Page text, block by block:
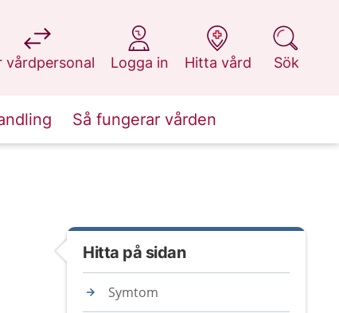
vårdpersonal
på 1177.se
Logga in
på 1177.se
Hitta vård
på 1177.se
Sök
på 1177.se
Så fungerar vården
Hitta på sidan
Symtom